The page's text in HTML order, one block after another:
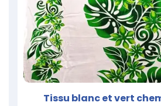
Tissu blanc et vert